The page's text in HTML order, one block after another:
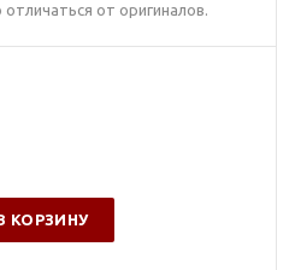
от оригиналов.
КОРЗИНУ